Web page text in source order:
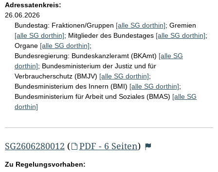
Adressatenkreis:
26.06.2026
Bundestag: Fraktionen/Gruppen [alle SG dorthin]; Gremien
[alle SG dorthin]; Mitglieder des Bundestages [alle SG dorthin];
Organe [alle SG dorthin];
Bundesregierung: Bundeskanzleramt (BKAmt) [alle SG
dorthin]; Bundesministerium der Justiz und für
Verbraucherschutz (BMJV) [alle SG dorthin];
Bundesministerium des Innern (BMI) [alle SG dorthin];
Bundesministerium für Arbeit und Soziales (BMAS) [alle SG
dorthin]
SG2606280012 ( PDF - 6 Seiten)
Zu Regelungsvorhaben: